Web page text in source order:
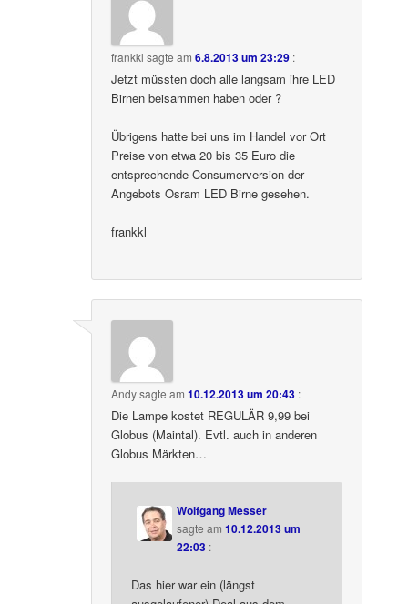
frankkl sagte am6.8.2013 um 23:29 :
Jetzt müssten doch alle langsam ihre LED
Birnen beisammen haben oder ?
Übrigens hatte bei uns im Handel vor Ort
Preise von etwa 20 bis 35 Euro die
entsprechende Consumerversion der
Angebots Osram LED Birne gesehen.
frankkl
Andysagte am10.12.2013 um 20:43 :
Die Lampe kostet REGULÄR 9,99 bei
Globus (Maintal). Evtl. auch in anderen
Globus Märkten…
Wolfgang Messer
sagte am10.12.2013 um
22:03 :
Das hier war ein (längst